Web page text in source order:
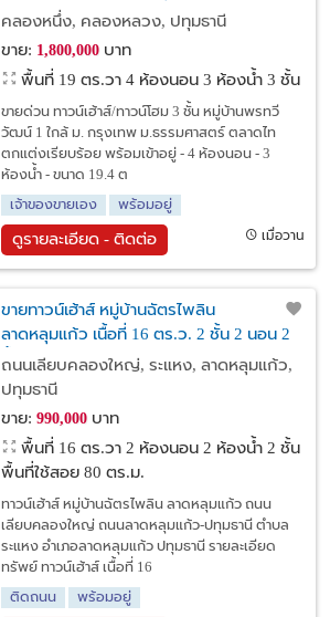
ม.ธรรมศาสตร์ ตลาดไท ตกแต่งเรียบร้อย
คลองหนึ่ง, คลองหลวง, ปทุมธานี
ขาย: 1,800,000บาท
พื้นที่ 19 ตร.วา 4 ห้องนอน 3 ห้องน้ำ 3 ชั้น
ขายด่วน ทาวน์เฮ้าส์/ทาวน์โฮม 3 ชั้น หมู่บ้านพรทวี
วัฒน์ 1 ใกล้ ม. กรุงเทพ ม.ธรรมศาสตร์ ตลาดไท
ตกแต่งเรียบร้อย พร้อมเข้าอยู่ - 4 ห้องนอน - 3
ห้องน้ำ - ขนาด 19.4 ต
เจ้าของขายเอง
พร้อมอยู่
ดูรายละเอียด - ติดต่อ เมื่อวาน
ขายทาวน์เฮ้าส์ หมู่บ้านฉัตรไพลิน
ลาดหลุมแก้ว เนื้อที่ 16 ตร.ว. 2 ชั้น 2 นอน 2
น้ำ
ถนนเลียบคลองใหญ่, ระแหง, ลาดหลุมแก้ว,
ปทุมธานี
ขาย: 990,000บาท
พื้นที่ 16 ตร.วา 2 ห้องนอน 2 ห้องน้ำ 2 ชั้น
พื้นที่ใช้สอย 80 ตร.ม.
ทาวน์เฮ้าส์ หมู่บ้านฉัตรไพลิน ลาดหลุมแก้ว ถนน
เลียบคลองใหญ่ ถนนลาดหลุมแก้ว-ปทุมธานี ตำบล
ระแหง อำเภอลาดหลุมแก้ว ปทุมธานี รายละเอียด
ทรัพย์ ทาวน์เฮ้าส์ เนื้อที่ 16
ติดถนน
พร้อมอยู่